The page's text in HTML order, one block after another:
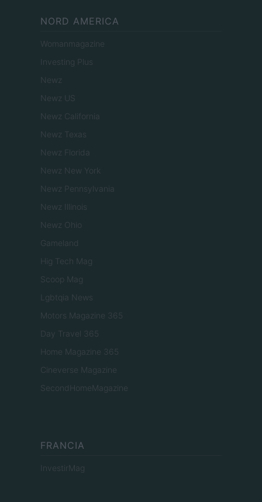
NORD AMERICA
Womanmagazine
Investing Plus
Newz
Newz US
Newz California
Newz Texas
Newz Florida
Newz New York
Newz Pennsylvania
Newz Illinois
Newz Ohio
Gameland
Hig Tech Mag
Scoop Mag
Lgbtqia News
Motors Magazine 365
Day Travel 365
Home Magazine 365
Cineverse Magazine
SecondHomeMagazine
FRANCIA
InvestirMag